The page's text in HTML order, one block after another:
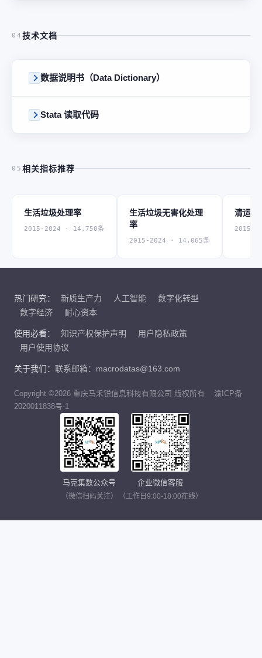
04 技术文档
数据说明书（Data Dictionary）
Stata 读取代码
05 相关指标推荐
生活垃圾处理率
2015-2024 · 14,750条
生活垃圾无害化处理
率
2015-2024 · 14,065条
清运量
2015-
热门研究： 新质生产力 人工智能
数字化转型
数字经济
耐心资本
使用必看： 知识产权保护声明
用户隐私政策
用户使用协议
关于我们： 联系邮箱：macrodatas@163.com
Copyright ©2026 重庆马禾锐信息科技有限公司 版权所有
渝ICP备
2020011838号-1
马克集数公众号
（微信扫码关注）
企业微信客服
（工作日9:00-18:00在线）